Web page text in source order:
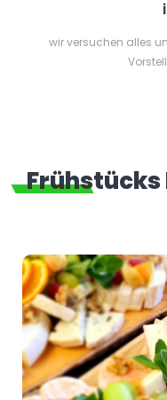
wir versuchen alles